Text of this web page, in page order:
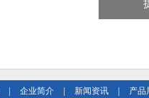
企业简介 新闻资讯 产品